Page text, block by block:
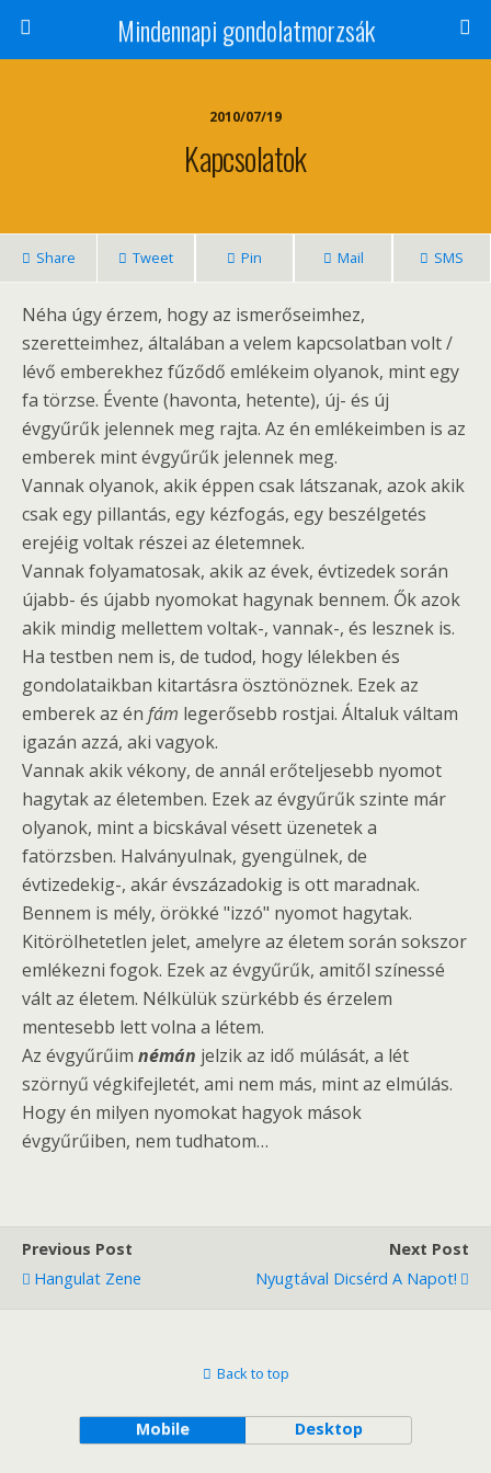
Mindennapi gondolatmorzsák
2010/07/19
Kapcsolatok
Share Tweet Pin Mail SMS
Néha úgy érzem, hogy az ismerőseimhez,
szeretteimhez, általában a velem kapcsolatban volt /
lévő emberekhez fűződő emlékeim olyanok, mint egy
fa törzse. Évente (havonta, hetente), új- és új
évgyűrűk jelennek meg rajta. Az én emlékeimben is az
emberek mint évgyűrűk jelennek meg.
Vannak olyanok, akik éppen csak látszanak, azok akik
csak egy pillantás, egy kézfogás, egy beszélgetés
erejéig voltak részei az életemnek.
Vannak folyamatosak, akik az évek, évtizedek során
újabb- és újabb nyomokat hagynak bennem. Ők azok
akik mindig mellettem voltak-, vannak-, és lesznek is.
Ha testben nem is, de tudod, hogy lélekben és
gondolataikban kitartásra ösztönöznek. Ezek az
emberek az én fám legerősebb rostjai. Általuk váltam
igazán azzá, aki vagyok.
Vannak akik vékony, de annál erőteljesebb nyomot
hagytak az életemben. Ezek az évgyűrűk szinte már
olyanok, mint a bicskával vésett üzenetek a
fatörzsben. Halványulnak, gyengülnek, de
évtizedekig-, akár évszázadokig is ott maradnak.
Bennem is mély, örökké "izzó" nyomot hagytak.
Kitörölhetetlen jelet, amelyre az életem során sokszor
emlékezni fogok. Ezek az évgyűrűk, amitől színessé
vált az életem. Nélkülük szürkébb és érzelem
mentesebb lett volna a létem.
Az évgyűrűim némán jelzik az idő múlását, a lét
szörnyű végkifejletét, ami nem más, mint az elmúlás.
Hogy én milyen nyomokat hagyok mások
évgyűrűiben, nem tudhatom…
Previous Post
Hangulat Zene
Next Post
Nyugtával Dicsérd A Napot!
Back to top
Mobile Desktop